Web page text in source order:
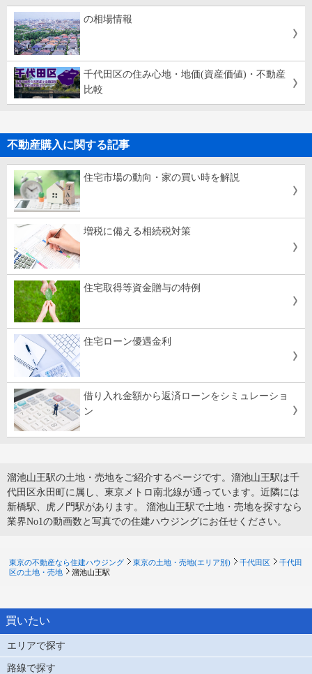
の相場情報
千代田区の住み心地・地価(資産価値)・不動産
比較
不動産購入に関する記事
住宅市場の動向・家の買い時を解説
増税に備える相続税対策
住宅取得等資金贈与の特例
住宅ローン優遇金利
借り入れ金額から返済ローンをシミュレーショ
ン
溜池山王駅の土地・売地をご紹介するページです。溜池山王駅は千
代田区永田町に属し、東京メトロ南北線が通っています。近隣には
新橋駅、虎ノ門駅があります。 溜池山王駅で土地・売地を探すなら
業界No1の動画数と写真での住建ハウジングにお任せください。
東京の不動産なら住建ハウジング 東京の土地・売地(エリア別) 千代田区
千代田
区の土地・売地
溜池山王駅
買いたい
エリアで探す
路線で探す